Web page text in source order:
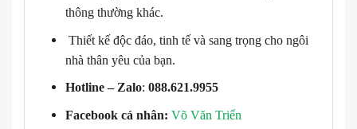
thông thường khác.
Thiết kế độc đáo, tinh tế và sang trọng cho ngôi
nhà thân yêu của bạn.
Hotline – Zalo: 088.621.9955
Facebook cá nhân: Võ Văn Triển